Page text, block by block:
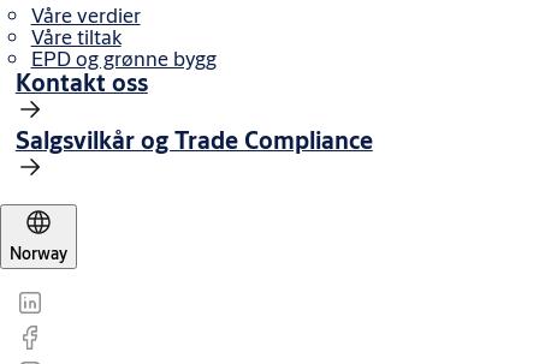
Våre verdier
Våre tiltak
EPD og grønne bygg
Kontakt oss
Salgsvilkår og Trade Compliance
Norway